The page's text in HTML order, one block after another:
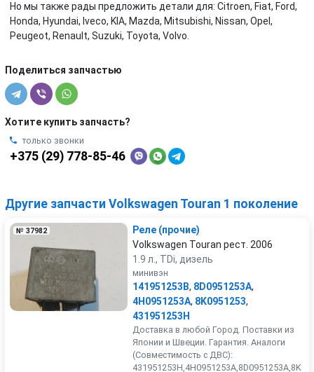
Но мы также рады предложить детали для: Citroen, Fiat, Ford,
Honda, Hyundai, Iveco, KIA, Mazda, Mitsubishi, Nissan, Opel,
Peugeot, Renault, Suzuki, Toyota, Volvo.
Поделиться запчастью
Хотите купить запчасть?
только звонки
+375 (29) 778-85-46
Другие запчасти Volkswagen Touran 1 поколение
№ 37982
Реле (прочие)
Volkswagen Touran рест. 2006
1.9 л., TDi, дизель
минивэн
141951253B, 8D0951253A,
4H0951253A, 8K0951253,
431951253H
Доставка в любой Город. Поставки из
Японии и Швеции. Гарантия. Аналоги
(Совместимость с ДВС):
431951253H,4H0951253A,8D0951253A,8K